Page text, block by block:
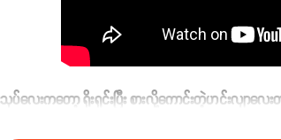
သုပ်လေးကတော့ ရိုးရှင်းပြီး စားလို့ကောင်းတဲ့ဟင်းလျာ